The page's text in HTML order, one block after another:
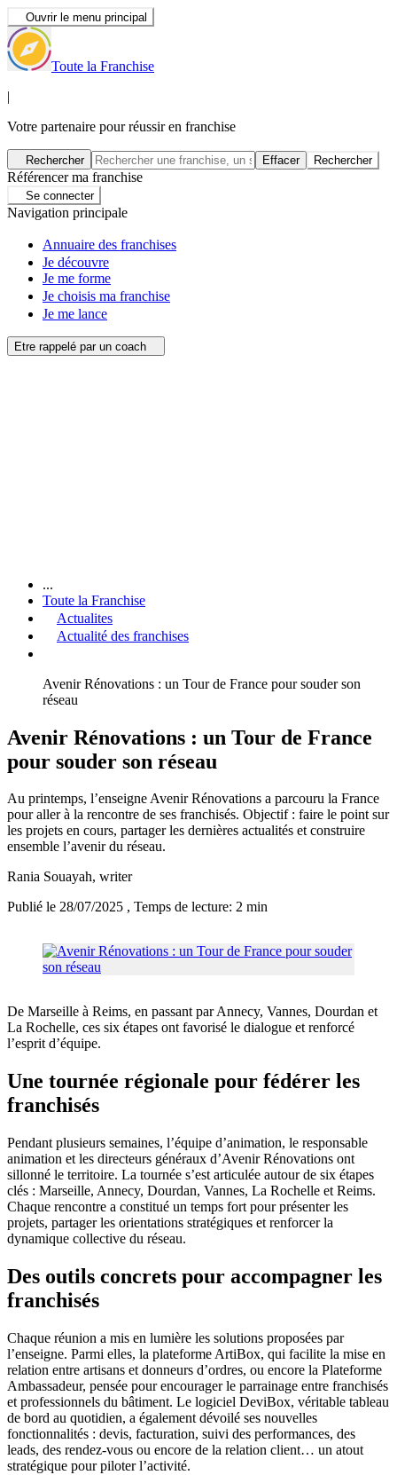
Ouvrir le menu principal
Toute la Franchise
|
Votre partenaire pour réussir en franchise
Rechercher Effacer Rechercher
Référencer ma franchise
Se connecter
Navigation principale
Annuaire des franchises
Je découvre
Je me forme
Je choisis ma franchise
Je me lance
Etre rappelé par un coach
...
Toute la Franchise
Actualites
Actualité des franchises
Avenir Rénovations : un Tour de France pour souder son
réseau
Avenir Rénovations : un Tour de France
pour souder son réseau
Au printemps, l’enseigne Avenir Rénovations a parcouru la France
pour aller à la rencontre de ses franchisés. Objectif : faire le point sur
les projets en cours, partager les dernières actualités et construire
ensemble l’avenir du réseau.
Rania Souayah, writer
Publié le 28/07/2025 , Temps de lecture: 2 min
De Marseille à Reims, en passant par Annecy, Vannes, Dourdan et
La Rochelle, ces six étapes ont favorisé le dialogue et renforcé
l’esprit d’équipe.
Une tournée régionale pour fédérer les
franchisés
Pendant plusieurs semaines, l’équipe d’animation, le responsable
animation et les directeurs généraux d’Avenir Rénovations ont
sillonné le territoire. La tournée s’est articulée autour de six étapes
clés : Marseille, Annecy, Dourdan, Vannes, La Rochelle et Reims.
Chaque rencontre a constitué un temps fort pour présenter les
projets, partager les orientations stratégiques et renforcer la
dynamique collective du réseau.
Des outils concrets pour accompagner les
franchisés
Chaque réunion a mis en lumière les solutions proposées par
l’enseigne. Parmi elles, la plateforme ArtiBox, qui facilite la mise en
relation entre artisans et donneurs d’ordres, ou encore la Plateforme
Ambassadeur, pensée pour encourager le parrainage entre franchisés
et professionnels du bâtiment. Le logiciel DeviBox, véritable tableau
de bord au quotidien, a également dévoilé ses nouvelles
fonctionnalités : devis, facturation, suivi des performances, des
leads, des rendez-vous ou encore de la relation client… un atout
stratégique pour piloter l’activité.